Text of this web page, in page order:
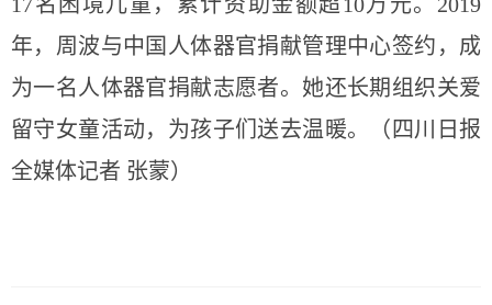
年，周波与中国人体器官捐献管理中心签约，成
为一名人体器官捐献志愿者。她还长期组织关爱
留守女童活动，为孩子们送去温暖。（四川日报
全媒体记者 张蒙）